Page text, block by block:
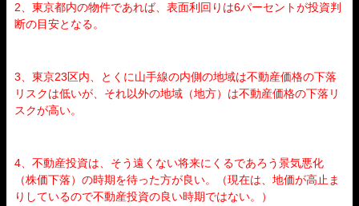
2、東京都内の物件であれば、表面利回りは6パーセントが投資判
断の目安となる。
3、東京23区内、とくに山手線の内側の地域は不動産価格の下落
リスクは低いが、それ以外の地域（地方）は不動産価格の下落リ
スクが高い。
4、不動産投資は、そう遠くない将来にくるであろう景気悪化
（株価下落）の時期を待った方が良い。（現在は、地価が高止ま
りしているので不動産投資の良い時期ではない。）